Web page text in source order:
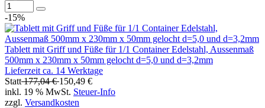
-15%
Tablett mit Griff und Füße für 1/1 Container Edelstahl, Aussenmaß
500mm x 230mm x 50mm gelocht d=5,0 und d=3,2mm
Lieferzeit ca. 14 Werktage
Statt177,04 €150,49 €
inkl. 19 % MwSt. Steuer-Info
zzgl. Versandkosten